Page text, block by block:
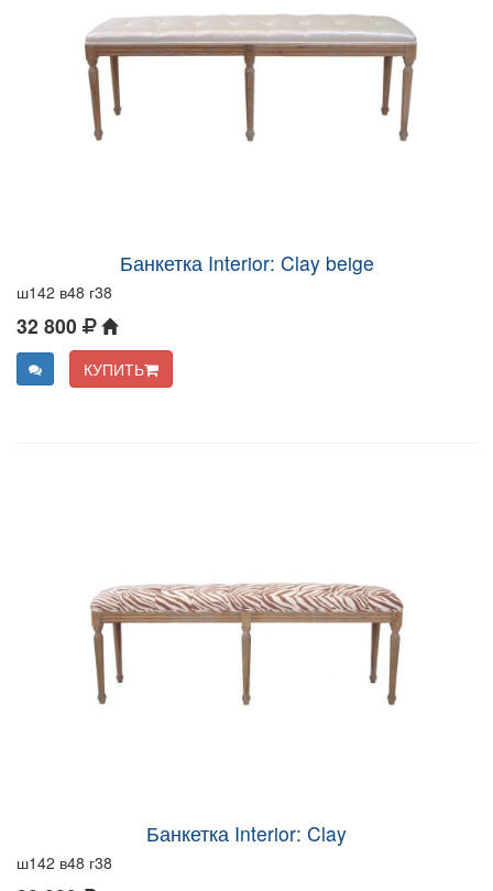
Банкетка Interior: Clay beige
ш142 в48 г38
32 800
КУПИТЬ
Банкетка Interior: Clay
ш142 в48 г38